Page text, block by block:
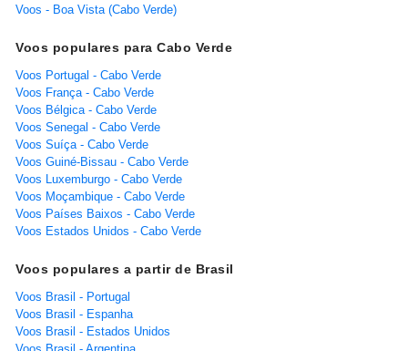
Voos - Boa Vista (Cabo Verde)
Voos populares para Cabo Verde
Voos Portugal - Cabo Verde
Voos França - Cabo Verde
Voos Bélgica - Cabo Verde
Voos Senegal - Cabo Verde
Voos Suíça - Cabo Verde
Voos Guiné-Bissau - Cabo Verde
Voos Luxemburgo - Cabo Verde
Voos Moçambique - Cabo Verde
Voos Países Baixos - Cabo Verde
Voos Estados Unidos - Cabo Verde
Voos populares a partir de Brasil
Voos Brasil - Portugal
Voos Brasil - Espanha
Voos Brasil - Estados Unidos
Voos Brasil - Argentina